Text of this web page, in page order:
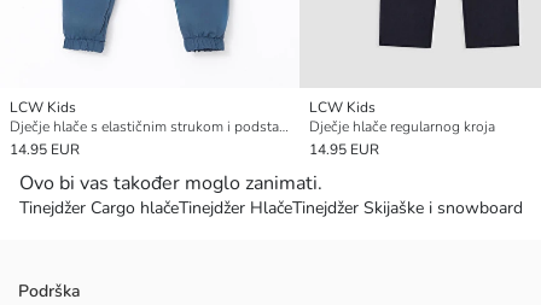
LCW Kids
Dječje hlače s elastičnim strukom i podstavom od flisa
14.95 EUR
LCW Kids
Dječje hlače regularnog kroja
14.95 EUR
Ovo bi vas također moglo zanimati.
Tinejdžer Cargo hlačeTinejdžer HlačeTinejdžer Skijaške i snowboard
Podrška